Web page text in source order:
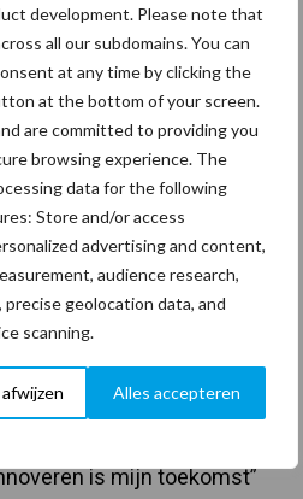
development. Please note that
all our subdomains. You can
at any time by clicking the
at the bottom of your screen.
are committed to providing you
browsing experience. The
data for the following
Store and/or access
advertising and content,
audience research,
geolocation data, and
scanning.
Alles accepteren
Partner nieuws
flexibele
kent mitsen en
van de Ridder Cleaners:
is mijn toekomst”
meer